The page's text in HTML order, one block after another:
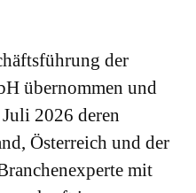
der
übernommen und
2026 deren
Österreich und der
mit